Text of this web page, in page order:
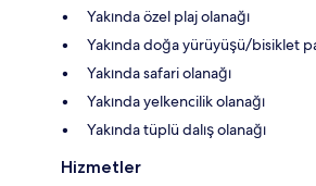
Yakında özel plaj olanağı
Yakında doğa yürüyüşü/bisiklet
Yakında safari olanağı
Yakında yelkencilik olanağı
Yakında tüplü dalış olanağı
Hizmetler